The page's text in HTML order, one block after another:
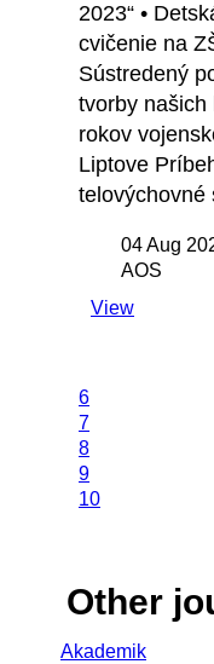
2023“ •
cvičenie na
Sústredený
tvorby našich
rokov
Liptove
telovýchovné
04 Aug
AOS
View
6
7
8
9
10
Other
Akademik